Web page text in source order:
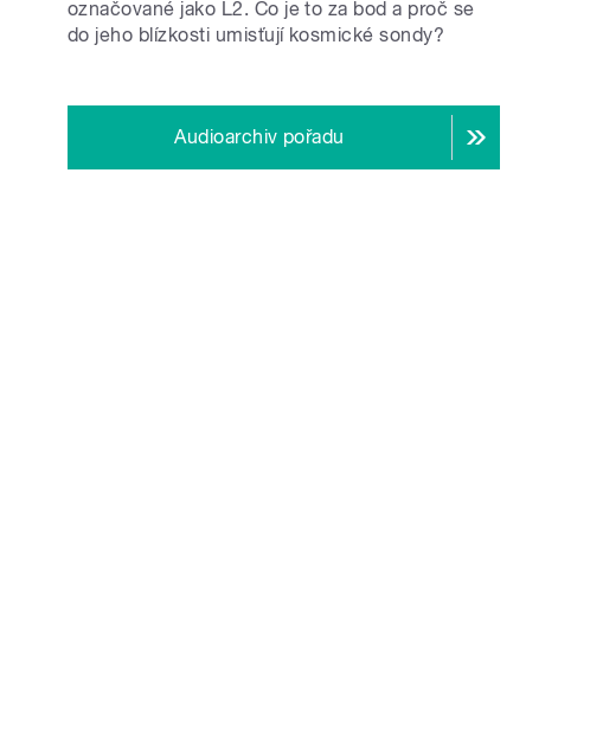
označované jako L2. Co je to za bod a proč se
do jeho blízkosti umisťují kosmické sondy?
Audioarchiv pořadu